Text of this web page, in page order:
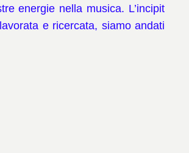
energie nella musica. L’incipit
e ricercata, siamo andati